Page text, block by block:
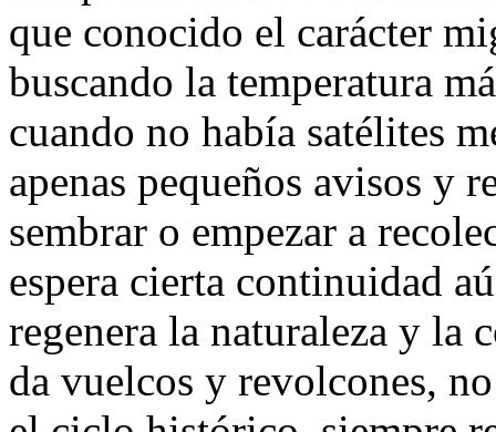
que conocido el carácter
buscando la temperatura
cuando no había satélites
apenas pequeños avisos y
sembrar o empezar a
espera cierta continuidad
regenera la naturaleza y la
da vuelcos y revolcones,